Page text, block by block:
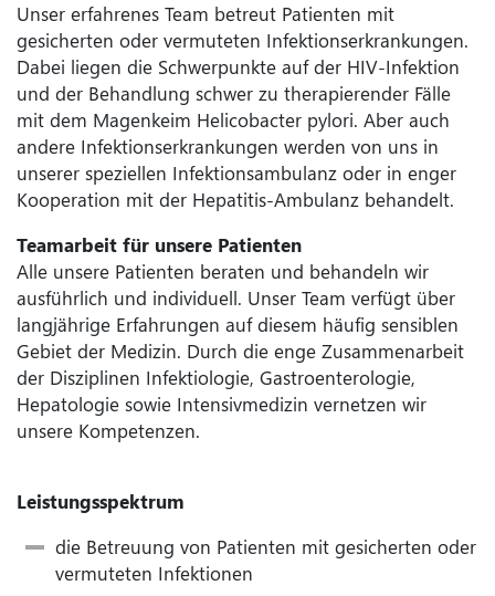
Unser erfahrenes Team betreut Patienten mit
gesicherten oder vermuteten Infektionserkrankungen.
Dabei liegen die Schwerpunkte auf der HIV-Infektion
und der Behandlung schwer zu therapierender Fälle
mit dem Magenkeim Helicobacter pylori. Aber auch
andere Infektionserkrankungen werden von uns in
unserer speziellen Infektionsambulanz oder in enger
Kooperation mit der Hepatitis-Ambulanz behandelt.
Teamarbeit für unsere Patienten
Alle unsere Patienten beraten und behandeln wir
ausführlich und individuell. Unser Team verfügt über
langjährige Erfahrungen auf diesem häufig sensiblen
Gebiet der Medizin. Durch die enge Zusammenarbeit
der Disziplinen Infektiologie, Gastroenterologie,
Hepatologie sowie Intensivmedizin vernetzen wir
unsere Kompetenzen.
Leistungsspektrum
die Betreuung von Patienten mit gesicherten oder
vermuteten Infektionen